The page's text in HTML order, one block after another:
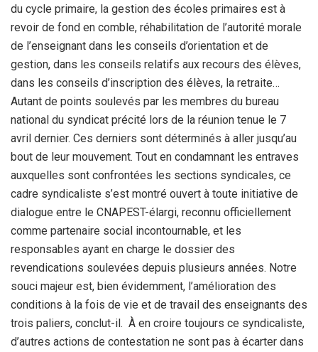
du cycle primaire, la gestion des écoles primaires est à
revoir de fond en comble, réhabilitation de l’autorité morale
de l’enseignant dans les conseils d’orientation et de
gestion, dans les conseils relatifs aux recours des élèves,
dans les conseils d’inscription des élèves, la retraite…
Autant de points soulevés par les membres du bureau
national du syndicat précité lors de la réunion tenue le 7
avril dernier. Ces derniers sont déterminés à aller jusqu’au
bout de leur mouvement. Tout en condamnant les entraves
auxquelles sont confrontées les sections syndicales, ce
cadre syndicaliste s’est montré ouvert à toute initiative de
dialogue entre le CNAPEST-élargi, reconnu officiellement
comme partenaire social incontournable, et les
responsables ayant en charge le dossier des
revendications soulevées depuis plusieurs années. Notre
souci majeur est, bien évidemment, l’amélioration des
conditions à la fois de vie et de travail des enseignants des
trois paliers, conclut-il. À en croire toujours ce syndicaliste,
d’autres actions de contestation ne sont pas à écarter dans